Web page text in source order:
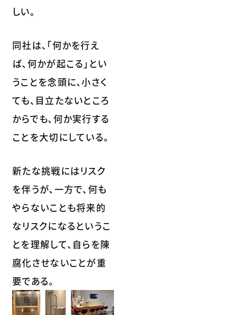
しい。
同社は、「何かを行え
ば、何かが起こる」とい
うことを念頭に、小さく
ても、目立たないところ
からでも、何か実行する
ことを大切にしている。
新たな挑戦にはリスク
を伴うが、一方で、何も
やらないことも将来的
なリスクになるというこ
とを理解して、自らを陳
腐化させないことが重
要である。